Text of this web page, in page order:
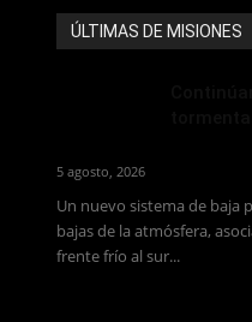
ÚLTIMAS DE MISIONES
5 agosto, 2026
Un nuevo sistema de baja
bajas de la atmósfera,
frente frío al sur...